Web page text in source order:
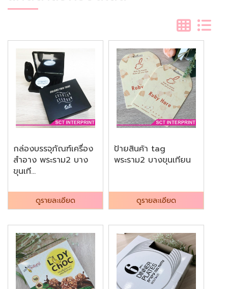
กล่องบรรจุภัณฑ์เครื่อง
สำอาง พระราม2 บาง
ขุนเที...
ดูรายละเอียด
ป้ายสินค้า tag
พระราม2 บางขุนเทียน
ดูรายละเอียด